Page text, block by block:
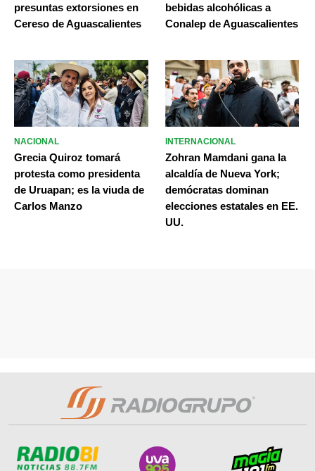
presuntas extorsiones en
Cereso de Aguascalientes
bebidas alcohólicas a
Conalep de Aguascalientes
NACIONAL
Grecia Quiroz tomará
protesta como presidenta
de Uruapan; es la viuda de
Carlos Manzo
INTERNACIONAL
Zohran Mamdani gana la
alcaldía de Nueva York;
demócratas dominan
elecciones estatales en EE.
UU.